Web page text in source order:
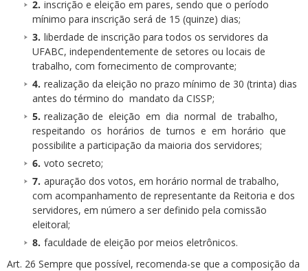
inscrição e eleição em pares, sendo que o período
mínimo para inscrição será de 15 (quinze) dias;
liberdade de inscrição para todos os servidores da
UFABC, independentemente de setores ou locais de
trabalho, com fornecimento de comprovante;
realização da eleição no prazo mínimo de 30 (trinta) dias
antes do término do mandato da CISSP;
realização de eleição em dia normal de trabalho,
respeitando os horários de turnos e em horário que
possibilite a participação da maioria dos servidores;
voto secreto;
apuração dos votos, em horário normal de trabalho,
com acompanhamento de representante da Reitoria e dos
servidores, em número a ser definido pela comissão
eleitoral;
faculdade de eleição por meios eletrônicos.
Art. 26 Sempre que possível, recomenda-se que a composição da